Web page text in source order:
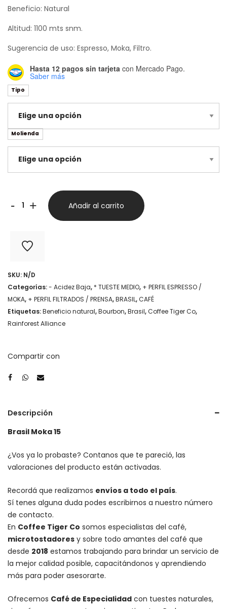
Beneficio: Natural
Altitud: 1100 mts snm.
Sugerencia de uso: Espresso, Moka, Filtro.
Hasta 12 pagos sin tarjeta con Mercado Pago.
Saber más
Tipo
Molienda
-
Coffee
Co
cantidad
+ Añadir al carrito
SKU: N/D
Categorías:- Acidez Baja, * TUESTE MEDIO, + PERFIL ESPRESSO /
MOKA, + PERFIL FILTRADOS / PRENSA,BRASIL,CAFÉ
Etiquetas:Beneficio natural,Bourbon,Brasil,Coffee Tiger Co,
Rainforest Alliance
Compartir con
Descripción
Brasil Moka 15
¿Vos ya lo probaste? Contanos que te pareció, las
valoraciones del producto están activadas.
Recordá que realizamos envíos a todo el país.
Sí tenes alguna duda podes escribirnos a nuestro número
de contacto.
En Coffee Tiger Co somos especialistas del café,
microtostadores y sobre todo amantes del café que
desde 2018 estamos trabajando para brindar un servicio de
la mejor calidad posible, capacitándonos y aprendiendo
más para poder asesorarte.
Ofrecemos Café de Especialidad con tuestes naturales,